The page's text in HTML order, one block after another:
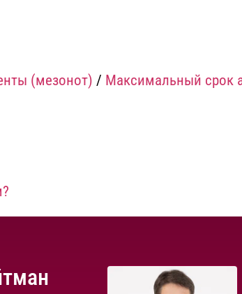
(мезонот) / Максимальный срок